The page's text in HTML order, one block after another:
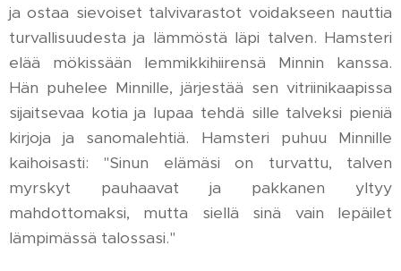
ja ostaa sievoiset talvivarastot voidakseen nauttia
turvallisuudesta ja lämmöstä läpi talven. Hamsteri
elää mökissään lemmikkihiirensä Minnin kanssa.
Hän puhelee Minnille, järjestää sen vitriinikaapissa
sijaitsevaa kotia ja lupaa tehdä sille talveksi pieniä
kirjoja ja sanomalehtiä. Hamsteri puhuu Minnille
kaihoisasti: "Sinun elämäsi on turvattu, talven
myrskyt pauhaavat ja pakkanen yltyy
mahdottomaksi, mutta siellä sinä vain lepäilet
lämpimässä talossasi."